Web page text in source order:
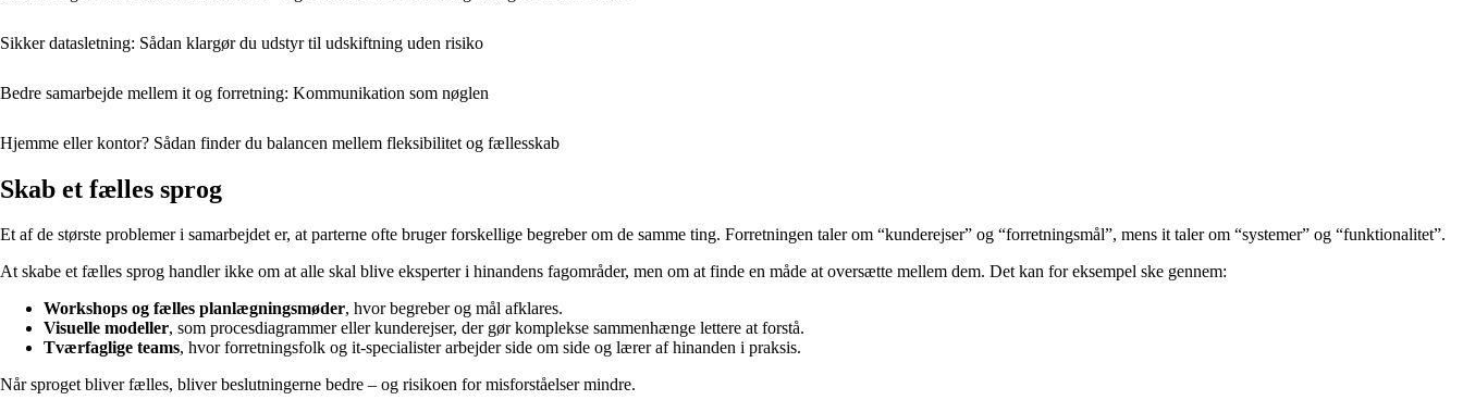
Sikker datasletning: Sådan klargør du udstyr til udskiftning uden risiko
Bedre samarbejde mellem it og forretning: Kommunikation som nøglen
Hjemme eller kontor? Sådan finder du balancen mellem fleksibilitet og fællesskab
Skab et fælles sprog
Et af de største problemer i samarbejdet er, at parterne ofte bruger forskellige begreber om de samme ting. Forretningen taler om “kunderejser” og “forretningsmål”, mens it taler om “systemer” og “funktionalitet”.
At skabe et fælles sprog handler ikke om at alle skal blive eksperter i hinandens fagområder, men om at finde en måde at oversætte mellem dem. Det kan for eksempel ske gennem:
Workshops og fælles planlægningsmøder, hvor begreber og mål afklares.
Visuelle modeller, som procesdiagrammer eller kunderejser, der gør komplekse sammenhænge lettere at forstå.
Tværfaglige teams, hvor forretningsfolk og it-specialister arbejder side om side og lærer af hinanden i praksis.
Når sproget bliver fælles, bliver beslutningerne bedre – og risikoen for misforståelser mindre.